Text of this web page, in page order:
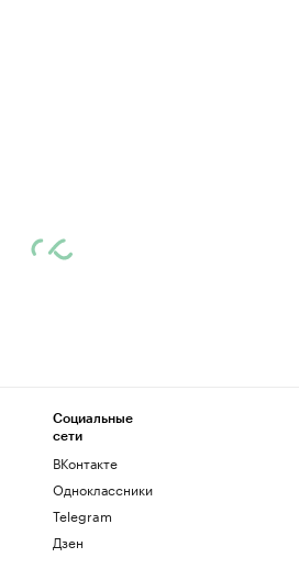
Социальные
сети
ВКонтакте
Одноклассники
Telegram
Дзен